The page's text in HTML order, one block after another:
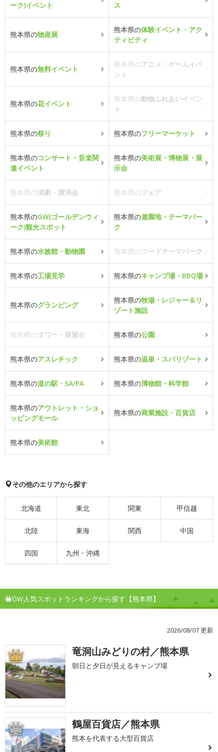
ーク)イベント
ス
熊本県の物産展
熊本県の体験イベント・アク
ティビティ
熊本県の無料イベント
熊本県のアニメ・ゲームイベ
ント
熊本県の花イベント
熊本県の動物ふれあいイベン
ト
熊本県の祭り 熊本県のフリーマーケット
熊本県のコンサート・音楽関
連イベント
熊本県の美術展・博物展・展
示会
熊本県の演劇・講演会 熊本県のフェア
熊本県のGW(ゴールデンウィ
ーク)観光スポット
熊本県の遊園地・テーマパー
ク
熊本県の水族館・動物園 熊本県のフードテーマパーク
熊本県の工場見学 熊本県のキャンプ場・BBQ場
熊本県のグランピング
熊本県の牧場・レジャー＆リ
ゾート施設
熊本県のタワー・展望台 熊本県の公園
熊本県のアスレチック 熊本県の温泉・スパリゾート
熊本県の道の駅・SA/PA 熊本県の博物館・科学館
熊本県のアウトレット・ショ
ッピングモール
熊本県の商業施設・百貨店
熊本県の美術館
その他のエリアから探す
北海道 東北 関東 甲信越
北陸 東海 関西 中国
四国 九州・沖縄
GW人気スポットランキングから探す【熊本県】
2026/08/07 更新
1 竜洞山みどりの村／熊本県
朝日と夕日が見えるキャンプ場
2 鶴屋百貨店／熊本県
熊本を代表する大型百貨店